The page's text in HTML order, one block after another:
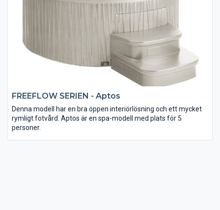
FREEFLOW SERIEN - Aptos
Denna modell har en bra öppen interiörlösning och ett mycket
rymligt fotvård. Aptos är en spa-modell med plats för 5
personer.